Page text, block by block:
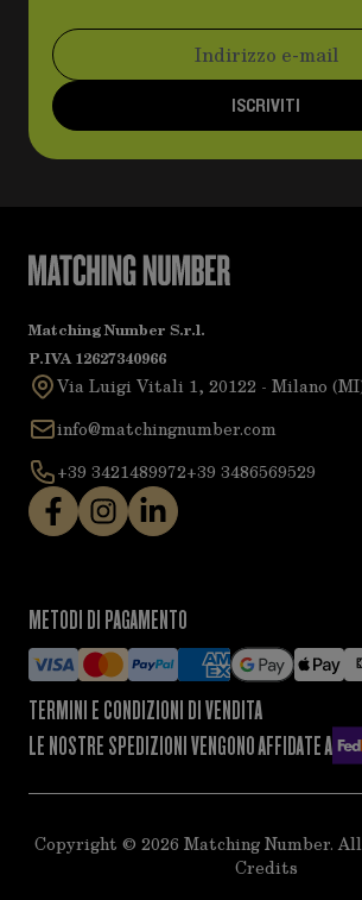
ISCRIVITI
Matching Number S.r.l.
P.IVA 12627340966
Via Luigi Vitali 1, 20122 - Milano
info@matchingnumber.com
+39 3421489972+39 3486569529
METODI DI PAGAMENTO
TERMINI E CONDIZIONI DI VENDITA
LE NOSTRE SPEDIZIONI VENGONO AFFIDATE A
Copyright © 2026 Matching Number.
Credits